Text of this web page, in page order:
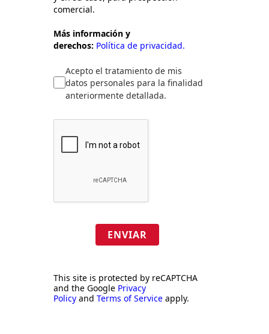
comercial.
Más información y
derechos: Política de privacidad.
Acepto el tratamiento de mis
datos personales para la finalidad
anteriormente detallada.
ENVIAR
This site is protected by reCAPTCHA
and the Google Privacy
Policy and Terms of Service apply.